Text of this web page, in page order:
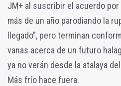
JM+ al suscribir el acuerdo por
más de un año parodiando la
llegado”, pero terminan
vanas acerca de un futuro
ya no verán desde la atalaya
Más frío hace fuera.